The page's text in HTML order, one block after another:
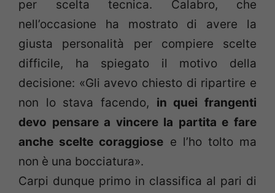
per scelta tecnica. Calabro, che
nell’occasione ha mostrato di avere la
giusta personalità per compiere scelte
difficile, ha spiegato il motivo della
decisione: «Gli avevo chiesto di ripartire e
non lo stava facendo, in quei frangenti
devo pensare a vincere la partita e fare
anche scelte coraggiose e l’ho tolto ma
non è una bocciatura».
Carpi dunque primo in classifica al pari di